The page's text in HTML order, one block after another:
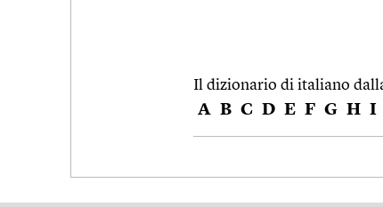
Il dizionario di italiano
A B C D E F G H I